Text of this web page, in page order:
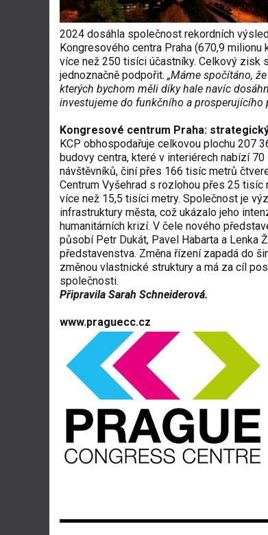
2024 dosáhla společnost rekordních
Kongresového centra Praha (670,9 milionu
více než 250 tisíci účastníky. Celkový zisk
jednoznačně podpořit. „Máme spočítáno,
kterých bychom měli díky hale navíc
investujeme do funkčního a prosperujícího
Kongresové centrum Praha:
KCP obhospodařuje celkovou plochu 207
budovy centra, které v interiérech nabízí 70
návštěvníků, činí přes 166 tisíc metrů
Centrum Vyšehrad s rozlohou přes 25 tisíc
více než 15,5 tisíci metry. Společnost je v
infrastruktury města, což ukázalo jeho
humanitárních krizí. V čele nového p
působí Petr Dukát, Pavel Habarta a Lenka
představenstva. Změna řízení zapadá do
změnou vlastnické struktury a má za cíl
společnosti.
Připravila Sarah Schneiderová.
www.praguecc.cz